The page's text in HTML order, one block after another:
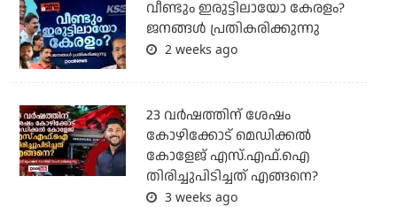
വീണ്ടും ഇരുട്ടിലായോ കേരളം?
ജനങ്ങൾ പ്രതികരിക്കുന്നു
2 weeks ago
23 വർഷത്തിന് ശേഷം
കോഴിക്കോട് മെഡിക്കൽ
കോളേജ് എസ്.എഫ്.ഐ
തിരിച്ചുപിടിച്ചത് എങ്ങനെ?
3 weeks ago